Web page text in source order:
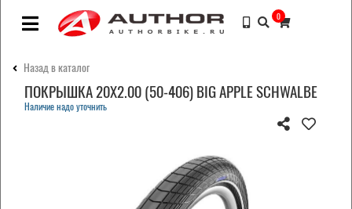
0
Назад в каталог
ПОКРЫШКА 20X2.00 (50-406) BIG APPLE SCHWALBE
Наличие надо уточнить